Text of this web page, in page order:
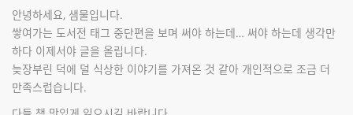
안녕하세요, 샘물입니다.
쌓여가는 도서전 태그 중단편을 보며 써야 하는데… 써야 하는데 생각만
하다 이제서야 글을 올립니다.
늦장부린 덕에 덜 식상한 이야기를 가져온 것 같아 개인적으로 조금 더
만족스럽습니다.